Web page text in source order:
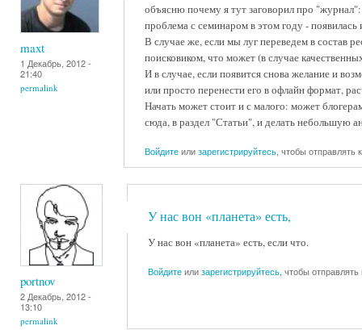
maxt
1 Декабрь, 2012 -
21:40
permalink
объясню почему я тут заговорил про "журнал":
проблема с семинаром в этом году -
В случае же, если мы луг переведем в состав
поисковиком, что может (в случае
И в случае, если появится снова желание и
или просто перенести его в офлайн формат,
Начать может стоит и с малого: может
сюда, в раздел "Статьи", и делать небольшую
Войдитеилизарегистрируйтесь, чтобы отправлять
portnov
2 Декабрь, 2012 -
13:10
permalink
У нас вон «планета» есть,
У нас вон «планета» есть, если что.
Войдитеилизарегистрируйтесь, чтобы